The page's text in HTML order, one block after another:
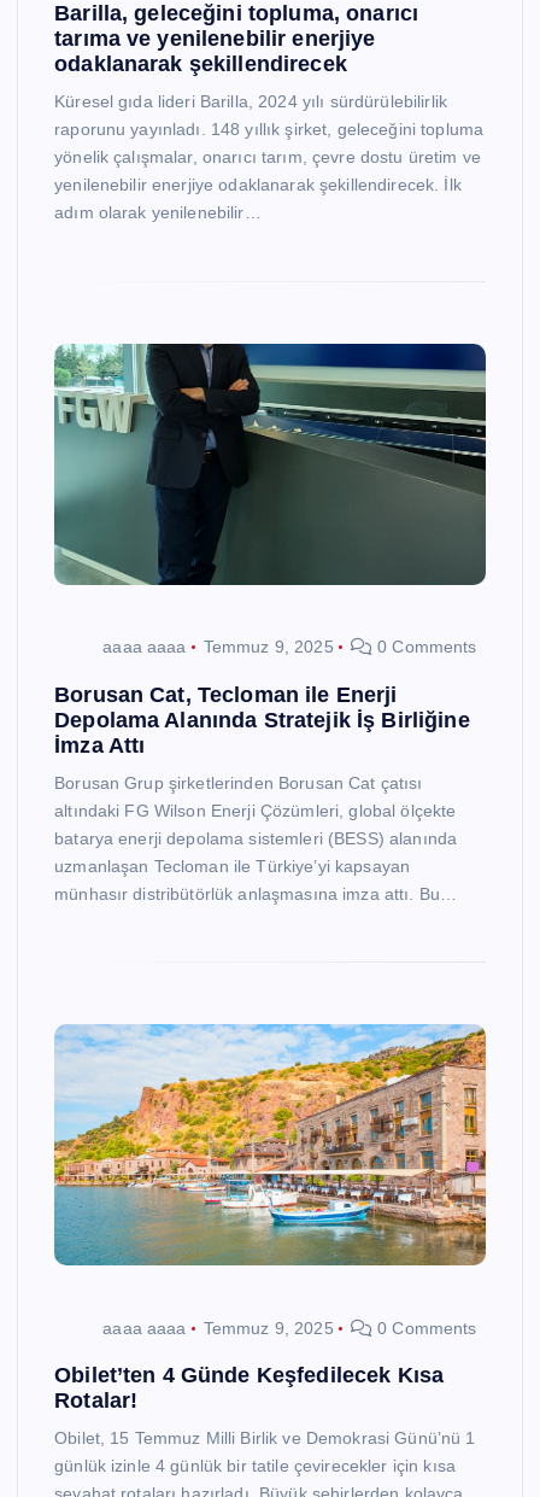
Barilla, geleceğini topluma, onarıcı
tarıma ve yenilenebilir enerjiye
odaklanarak şekillendirecek
Küresel gıda lideri Barilla, 2024 yılı sürdürülebilirlik
raporunu yayınladı. 148 yıllık şirket, geleceğini topluma
yönelik çalışmalar, onarıcı tarım, çevre dostu üretim ve
yenilenebilir enerjiye odaklanarak şekillendirecek. İlk
adım olarak yenilenebilir…
aaaa aaaa Temmuz 9, 2025 0 Comments
Borusan Cat, Tecloman ile Enerji
Depolama Alanında Stratejik İş Birliğine
İmza Attı
Borusan Grup şirketlerinden Borusan Cat çatısı
altındaki FG Wilson Enerji Çözümleri, global ölçekte
batarya enerji depolama sistemleri (BESS) alanında
uzmanlaşan Tecloman ile Türkiye’yi kapsayan
münhasır distribütörlük anlaşmasına imza attı. Bu…
aaaa aaaa Temmuz 9, 2025 0 Comments
Obilet’ten 4 Günde Keşfedilecek Kısa
Rotalar!
Obilet, 15 Temmuz Milli Birlik ve Demokrasi Günü’nü 1
günlük izinle 4 günlük bir tatile çevirecekler için kısa